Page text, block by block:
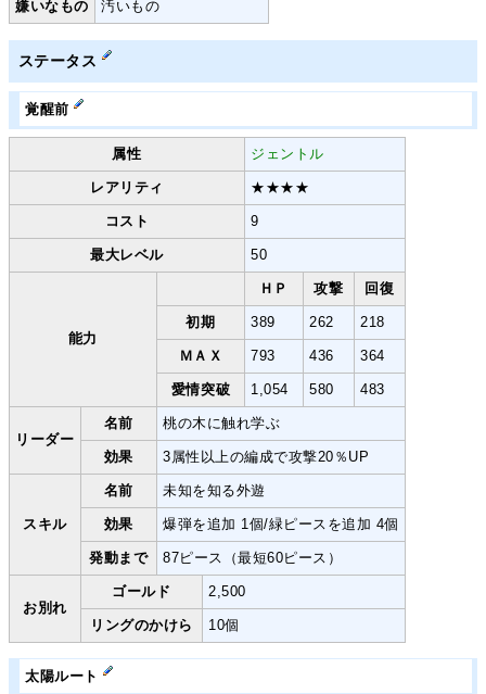
嫌いなもの 汚いもの
ステータス
覚醒前
属性 ジェントル
レアリティ ★★★★
コスト 9
最大レベル 50
能力
ＨＰ 攻撃 回復
初期 389 262 218
ＭＡＸ 793 436 364
愛情突破 1,054 580 483
リーダー
名前 桃の木に触れ学ぶ
効果 3属性以上の編成で攻撃20％UP
スキル
名前 未知を知る外遊
効果 爆弾を追加 1個/緑ピースを追加 4個
発動まで 87ピース（最短60ピース）
お別れ
ゴールド 2,500
リングのかけら 10個
太陽ルート